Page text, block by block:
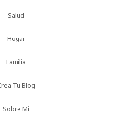
Salud
Hogar
Familia
Tu Blog
Sobre Mi